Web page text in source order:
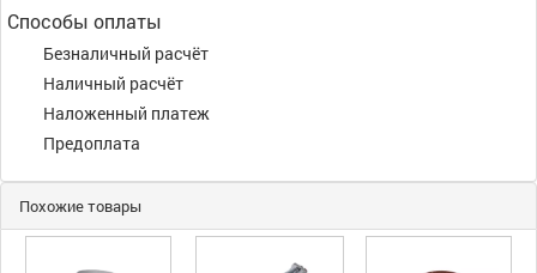
Способы оплаты
Безналичный расчёт
Наличный расчёт
Наложенный платеж
Предоплата
Похожие товары